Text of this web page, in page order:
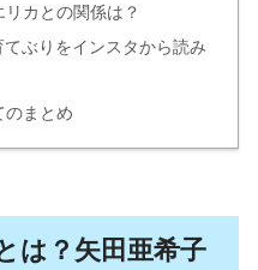
カとの関係は？
ぶりをインスタから読み
のまとめ
は？矢田亜希子